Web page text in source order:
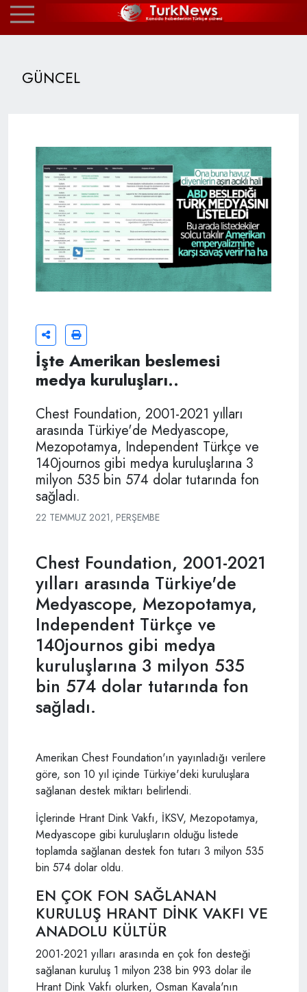
GÜNCEL
İşte Amerikan beslemesi
medya kuruluşları..
Chest Foundation, 2001-2021 yılları
arasında Türkiye'de Medyascope,
Mezopotamya, Independent Türkçe ve
140journos gibi medya kuruluşlarına 3
milyon 535 bin 574 dolar tutarında fon
sağladı.
22 TEMMUZ 2021, PERŞEMBE
Chest Foundation, 2001-2021
yılları arasında Türkiye'de
Medyascope, Mezopotamya,
Independent Türkçe ve
140journos gibi medya
kuruluşlarına 3 milyon 535
bin 574 dolar tutarında fon
sağladı.
Amerikan Chest Foundation'ın yayınladığı verilere
göre, son 10 yıl içinde Türkiye'deki kuruluşlara
sağlanan destek miktarı belirlendi.
İçlerinde Hrant Dink Vakfı, İKSV, Mezopotamya,
Medyascope gibi kuruluşların olduğu listede
toplamda sağlanan destek fon tutarı 3 milyon 535
bin 574 dolar oldu.
EN ÇOK FON SAĞLANAN
KURULUŞ HRANT DİNK VAKFI VE
ANADOLU KÜLTÜR
2001-2021 yılları arasında en çok fon desteği
sağlanan kuruluş 1 milyon 238 bin 993 dolar ile
Hrant Dink Vakfı olurken, Osman Kavala'nın